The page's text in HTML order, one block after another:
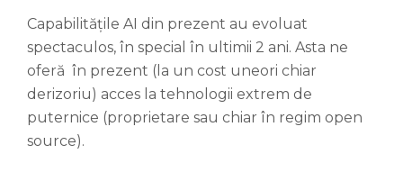
Capabilitățile AI din prezent au evoluat
spectaculos, în special în ultimii 2 ani. Asta ne
oferă în prezent (la un cost uneori chiar
derizoriu) acces la tehnologii extrem de
puternice (proprietare sau chiar în regim open
source).